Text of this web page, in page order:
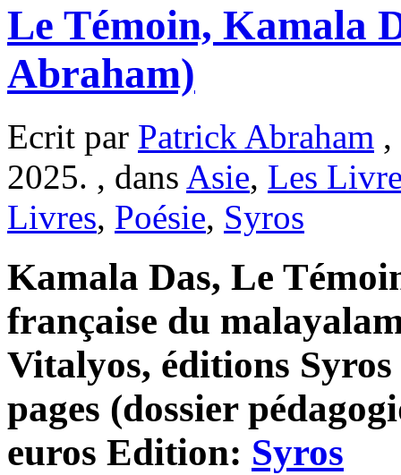
Le Témoin, Kamala
Abraham)
Ecrit par Patrick Abraham ,
2025. , dans Asie, Les
Livres, Poésie, Syros
Kamala Das, Le
française du
Vitalyos, éditions Syros
pages (dossier
euros Edition: Syros